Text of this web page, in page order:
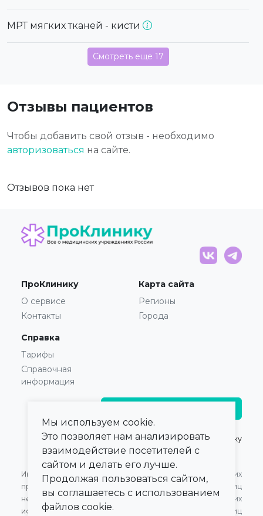
МРТ мягких тканей - кисти
Смотреть еще 17
Отзывы пациентов
Чтобы добавить свой отзыв - необходимо
авторизоваться на сайте.
Отзывов пока нет
ПроКлинику
О сервисе
Контакты
Карта сайта
Регионы
Города
Справка
Тарифы
Справочная
информация
© 2021 — 2026,ПроКлинику
Информация,
представленная на сайте,
не может быть
использована для
Оферта для Юридических
лиц
Оферта для Физических
лиц
Мы используем cookie.
Это позволяет нам анализировать
взаимодействие посетителей с
сайтом и делать его лучше.
Продолжая пользоваться сайтом,
вы соглашаетесь с использованием
файлов cookie.